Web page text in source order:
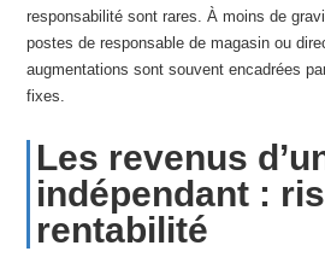
responsabilité sont rares. À moins de
postes de responsable de magasin ou
augmentations sont souvent encadrées
fixes.
Les revenus
indépendant :
rentabilité